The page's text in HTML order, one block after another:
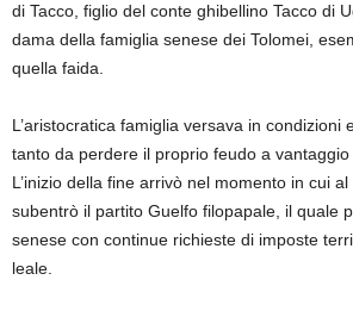
di Tacco, figlio del conte ghibellino Tacco di
dama della famiglia senese dei Tolomei,
quella faida.
L’aristocratica famiglia versava in condizioni
tanto da perdere il proprio feudo a vantaggio
L’inizio della fine arrivò nel momento in cui
subentrò il partito Guelfo filopapale, il quale
senese con continue richieste di imposte
leale.